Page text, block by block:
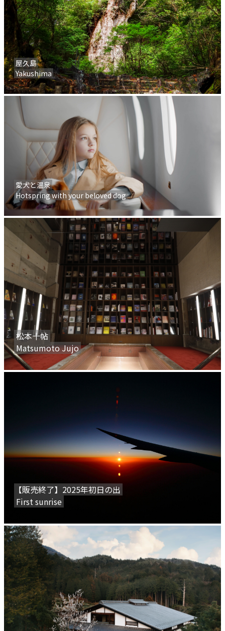
屋久島
Yakushima
愛犬と温泉
Hotspring with your beloved dog
松本十帖
Matsumoto Jujo
【販売終了】2025年初日の出
First sunrise